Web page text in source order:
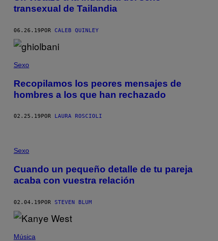
transexual de Tailandia
06.26.19POR CALEB QUINLEY
Sexo
Recopilamos los peores mensajes de
hombres a los que han rechazado
02.25.19 POR LAURA ROSCIOLI
Sexo
Cuando un pequeño detalle de tu pareja
acaba con vuestra relación
02.04.19POR STEVEN BLUM
Música